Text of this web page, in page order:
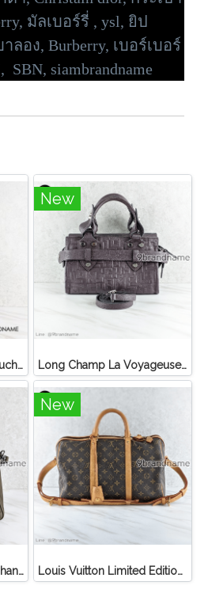
มัลเบอร์รี่ , ysl, ยิป
าลอง, Burberry, เบอร์เบอร์
SBN, siambrandname
Christian Dior Seddle Pouch Accessory Hand Bag
New
Long Champ La Voyageuse Bag Leather
Long Champ 3D leather handbag
New
Louis Vuitton Limited Edition Monogram Canvas Sofia Coppola SC Bag